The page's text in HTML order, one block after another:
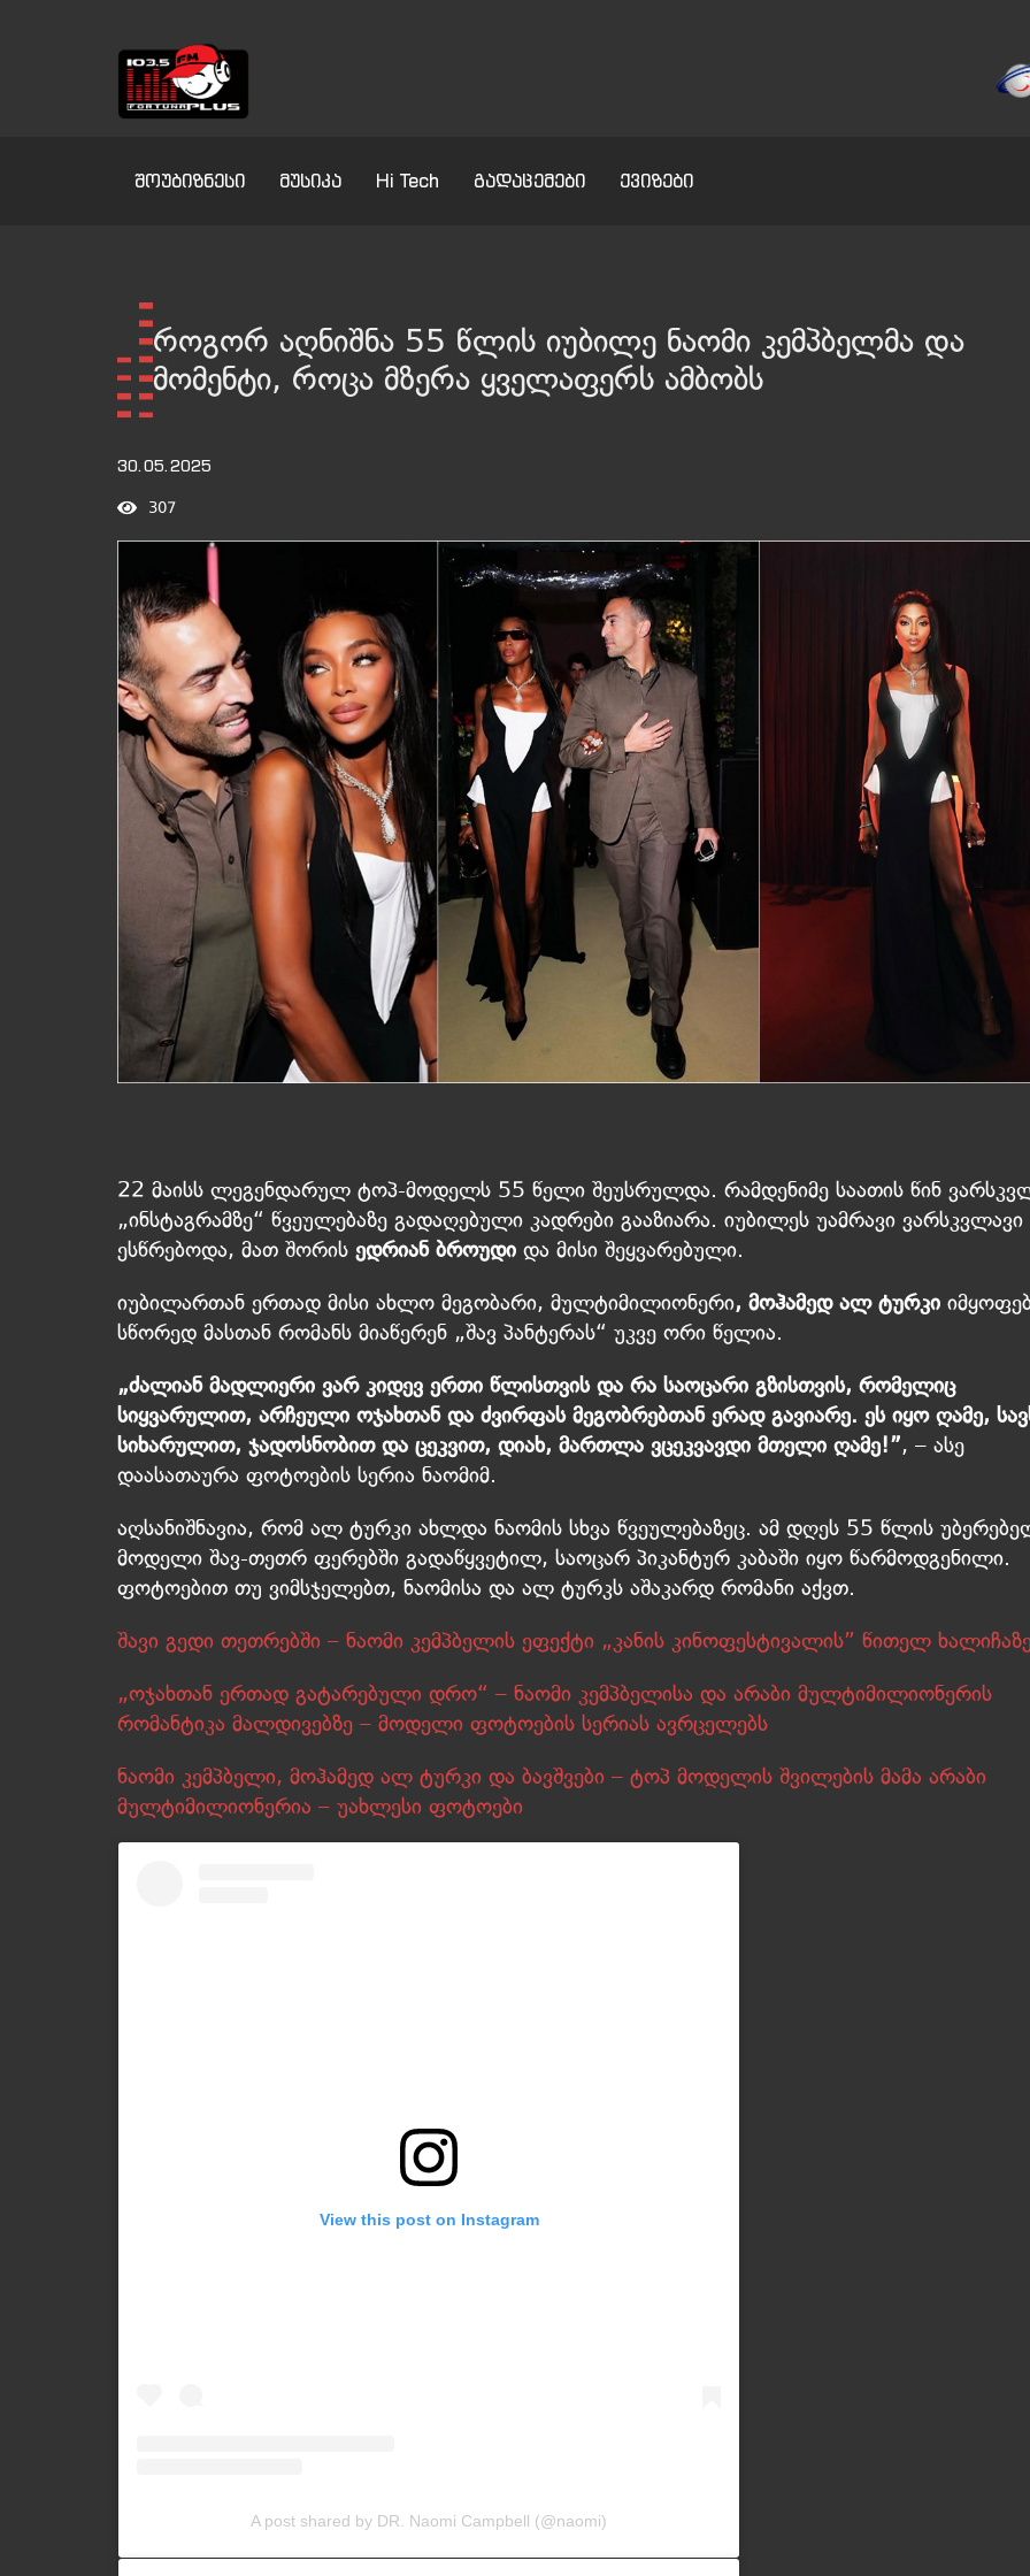
შოუბიზნესი მუსიკა Hi Tech გადაცემები ქვიზები
როგორ აღნიშნა 55 წლის იუბილე ნაომი კემპბელმა და
მომენტი, როცა მზერა ყველაფერს ამბობს
30.05.2025
307
22 მაისს ლეგენდარულ ტოპ-მოდელს 55 წელი შეუსრულდა. რამდენიმე საათის წინ
„ინსტაგრამზე“ წვეულებაზე გადაღებული კადრები გააზიარა. იუბილეს უამრავი ვარსკვლავი
ესწრებოდა, მათ შორის ედრიან ბროუდი და მისი შეყვარებული.
იუბილართან ერთად მისი ახლო მეგობარი, მულტიმილიონერი, მოჰამედ ალ ტურკი
სწორედ მასთან რომანს მიაწერენ „შავ პანტერას“ უკვე ორი წელია.
„ძალიან მადლიერი ვარ კიდევ ერთი წლისთვის და რა საოცარი გზისთვის, რომელიც
სიყვარულით, არჩეული ოჯახთან და ძვირფას მეგობრებთან ერად გავიარე. ეს იყო ღამე,
სიხარულით, ჯადოსნობით და ცეკვით, დიახ, მართლა ვცეკვავდი მთელი ღამე!”, – ასე
დაასათაურა ფოტოების სერია ნაომიმ.
აღსანიშნავია, რომ ალ ტურკი ახლდა ნაომის სხვა წვეულებაზეც. ამ დღეს 55 წლის
მოდელი შავ-თეთრ ფერებში გადაწყვეტილ, საოცარ პიკანტურ კაბაში იყო წარმოდგენილი.
ფოტოებით თუ ვიმსჯელებთ, ნაომისა და ალ ტურკს აშაკარდ რომანი აქვთ.
შავი გედი თეთრებში – ნაომი კემპბელის ეფექტი „კანის კინოფესტივალის” წითელ
„ოჯახთან ერთად გატარებული დრო“ – ნაომი კემპბელისა და არაბი მულტიმილიონერის
რომანტიკა მალდივებზე – მოდელი ფოტოების სერიას ავრცელებს
ნაომი კემპბელი, მოჰამედ ალ ტურკი და ბავშვები – ტოპ მოდელის შვილების მამა არაბი
მულტიმილიონერია – უახლესი ფოტოები
View this post on Instagram
A post shared by DR. Naomi Campbell (@naomi)